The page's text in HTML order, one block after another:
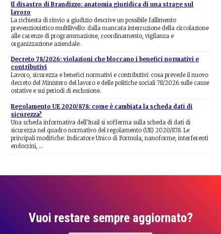
Il disastro di Brandizzo: anatomia giuridica di una strage sul
lavoro
La richiesta di rinvio a giudizio descrive un possibile fallimento
prevenzionistico multilivello: dalla mancata interruzione della circolazione
alle carenze di programmazione, coordinamento, vigilanza e
organizzazione aziendale.
Decreto 78/2026: violazioni che bloccano i benefici normativi e
contributivi
Lavoro, sicurezza e benefici normativi e contributivi: cosa prevede il nuovo
decreto del Ministero del lavoro e delle politiche sociali 78/2026 sulle cause
ostative e sui periodi di esclusione.
Regolamento UE 2020/878: come è cambiata la scheda dati di
sicurezza?
Una scheda informativa dell'Inail si sofferma sulla scheda di dati di
sicurezza nel quadro normativo del regolamento (UE) 2020/878. Le
principali modifiche: Indicatore Unico di Formula, nanoforme, interferenti
endocrini, …
Vuoi restare sempre aggiornato?